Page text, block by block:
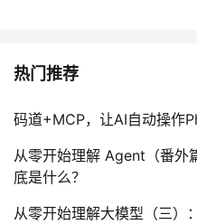
热门推荐
码道+MCP，让AI自动操作
从零开始理解 Agent（番外
底是什么？
从零开始理解大模型（三